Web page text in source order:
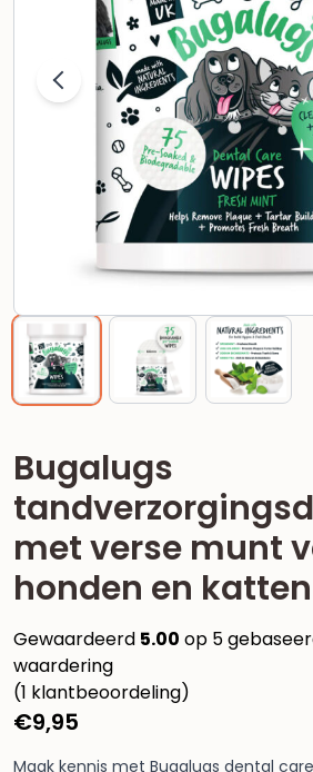
Bugalugs
met verse munt
honden en katten
Gewaardeerd 5.00 op 5
waardering
(1 klantbeoordeling)
€9,95
Maak kennis met Bugalugs dental